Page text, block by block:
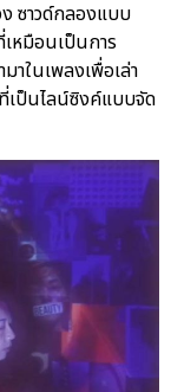
ซาวด์กลองแบบ
หมือนเป็นการ
าในเพลงเพื่อเล่า
เป็นไลน์ซิงค์แบบจัด